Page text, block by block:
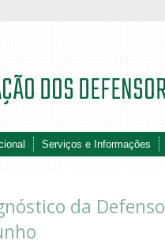
Serviços e Informações
DOS
da